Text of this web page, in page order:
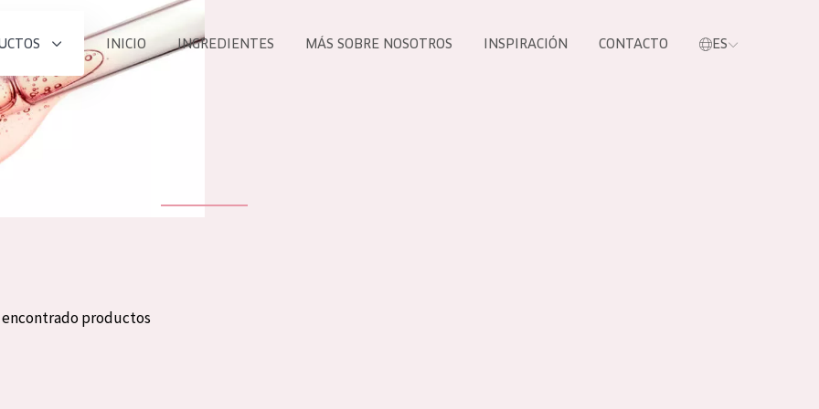
INICIO INGREDIENTES MÁS SOBRE NOSOTROS INSPIRACIÓN CONTACTO ES
encontrado productos